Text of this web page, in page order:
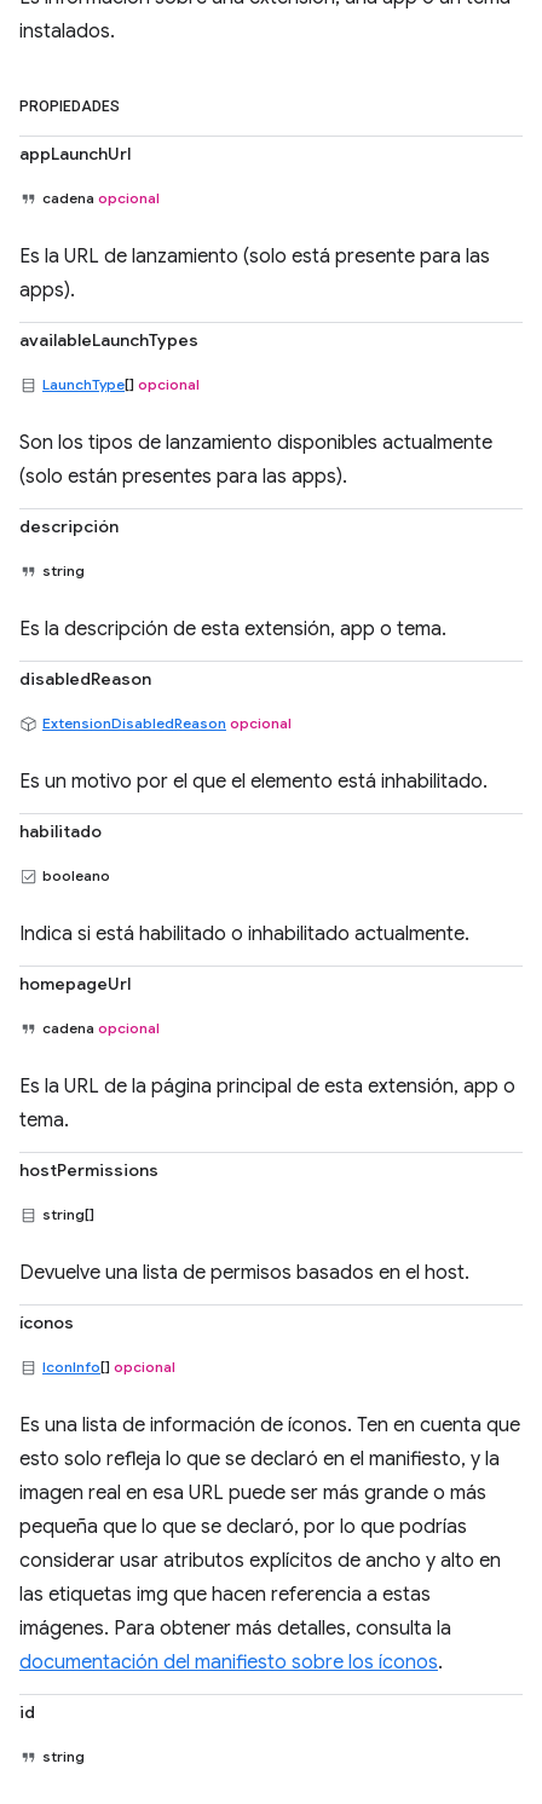
instalados.
PROPIEDADES
appLaunchUrl
cadena opcional
Es la URL de lanzamiento (solo está presente para las
apps).
availableLaunchTypes
LaunchType[] opcional
Son los tipos de lanzamiento disponibles actualmente
(solo están presentes para las apps).
descripción
string
Es la descripción de esta extensión, app o tema.
disabledReason
ExtensionDisabledReason opcional
Es un motivo por el que el elemento está inhabilitado.
habilitado
booleano
Indica si está habilitado o inhabilitado actualmente.
homepageUrl
cadena opcional
Es la URL de la página principal de esta extensión, app o
tema.
hostPermissions
string[]
Devuelve una lista de permisos basados en el host.
íconos
IconInfo[] opcional
Es una lista de información de íconos. Ten en cuenta que
esto solo refleja lo que se declaró en el manifiesto, y la
imagen real en esa URL puede ser más grande o más
pequeña que lo que se declaró, por lo que podrías
considerar usar atributos explícitos de ancho y alto en
las etiquetas img que hacen referencia a estas
imágenes. Para obtener más detalles, consulta la
documentación del manifiesto sobre los íconos.
id
string